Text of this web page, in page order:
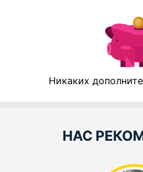
Никаких
НАС